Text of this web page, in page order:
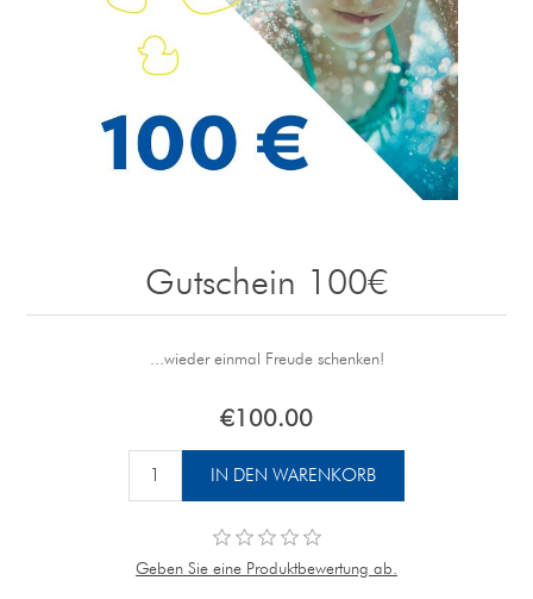
Gutschein 100€
...wieder einmal Freude schenken!
€100.00
Geben Sie eine Produktbewertung ab.